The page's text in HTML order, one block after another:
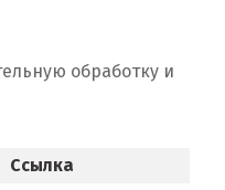
обработку и
Ссылка